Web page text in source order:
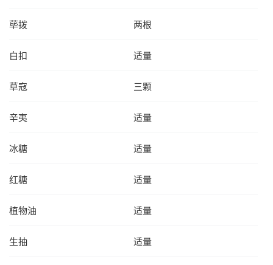
荜拨 两根
白扣 适量
草寇 三颗
辛夷 适量
冰糖 适量
红糖 适量
植物油 适量
生抽 适量